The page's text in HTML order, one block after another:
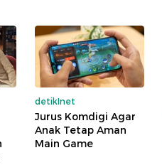
detikInet
Jurus Komdigi Agar
Anak Tetap Aman
Main Game